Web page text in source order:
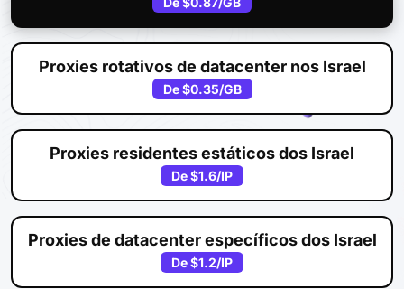
Proxies rotativos de datacenter nos Israel
De$0.35/GB
Proxies residentes estáticos dos Israel
De$1.6/IP
Proxies de datacenter específicos dos Israel
De$1.2/IP